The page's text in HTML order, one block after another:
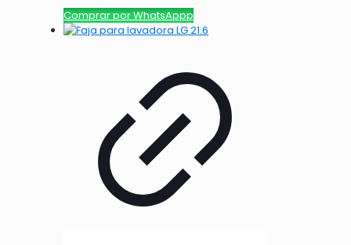
Comprar por WhatsAppp